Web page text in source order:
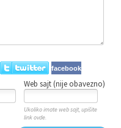
facebook
Web sajt (nije obavezno)
Ukoliko imate web sajt, upišite
link ovde.